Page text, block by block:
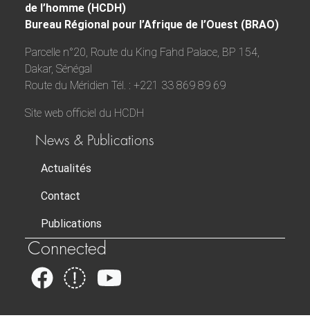
de l’homme (HCDH)
Bureau Régional pour l’Afrique de l’Ouest (BRAO)
Parcelle n°20, Route du King Fahd Palace, BP 154,
Dakar, Sénégal
Route du Méridien Tél. : +221 33 869 89 69
Site web officiel du HCDH
News & Publications
Actualités
Contact
Publications
Connected